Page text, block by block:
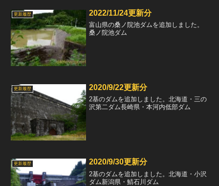
更新履歴 2022/11/24更新分
富山県の桑ノ院池ダムを追加しました。
桑ノ院池ダム
更新履歴 2020/9/22更新分
2基のダムを追加しました。北海道・三の
沢第二ダム長崎県・本河内低部ダム
更新履歴 2020/9/30更新分
2基のダムを追加しました。北海道・小沢
ダム新潟県・鯖石川ダム